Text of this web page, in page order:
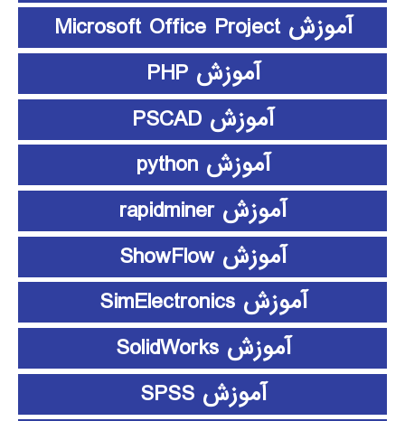
آموزش Microsoft Office Project
آموزش PHP
آموزش PSCAD
آموزش python
آموزش rapidminer
آموزش ShowFlow
آموزش SimElectronics
آموزش SolidWorks
آموزش SPSS